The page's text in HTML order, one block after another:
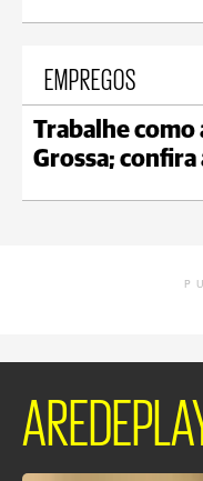
EMPREGOS
Trabalhe como
Grossa; confira